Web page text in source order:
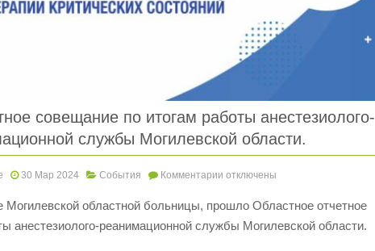
совещание по итогам работы анестезиолого-
службы Могилевской области.
30 Мар 2024 События Комментарии отключены
Могилевской областной больницы, прошло Областное отчетное
анестезиолого-реанимационной службы Могилевской области.